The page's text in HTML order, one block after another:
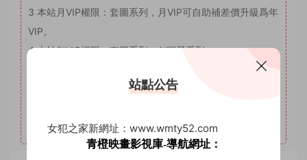
3 本站月VIP權限：套圖系列，月VIP可自助補差價升級爲年
VIP。
4本站年VIP權限：套圖系列、AI明星系列。
本站永久VIP權限：套圖系列、AI明星系列、微密圈。
本站支持開通VIP或充值星鑽，星鑽優勢沒有期限限制，
會有贈送優惠，圖省事免登錄可忽略優惠。)
站點公告
女犯之家新網址：www.wmty52.com
青橙映畫影視庫-導航網址：